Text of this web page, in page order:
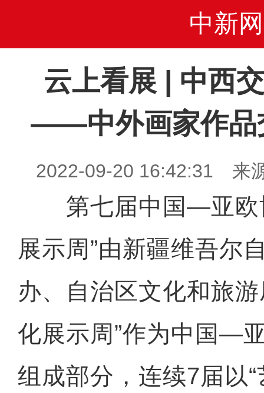
中新网
云上看展 | 中西
——中外画家作品
2022-09-20 16:42:31 来
第七届中国—亚欧
展示周”由新疆维吾尔
办、自治区文化和旅
化展示周”作为中国—
组成部分，连续7届以